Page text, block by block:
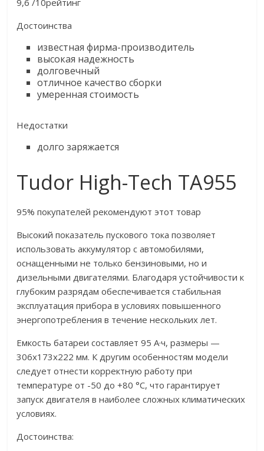
9,6 /10рейтинг
Достоинства
известная фирма-производитель
высокая надежность
долговечный
отличное качество сборки
умеренная стоимость
Недостатки
долго заряжается
Tudor High-Tech TA955
95% покупателей рекомендуют этот товар
Высокий показатель пускового тока позволяет
использовать аккумулятор с автомобилями,
оснащенными не только бензиновыми, но и
дизельными двигателями. Благодаря устойчивости к
глубоким разрядам обеспечивается стабильная
эксплуатация прибора в условиях повышенного
энергопотребления в течение нескольких лет.
Емкость батареи составляет 95 А·ч, размеры —
306x173x222 мм. К другим особенностям модели
следует отнести корректную работу при
температуре от -50 до +80 °C, что гарантирует
запуск двигателя в наиболее сложных климатических
условиях.
Достоинства: